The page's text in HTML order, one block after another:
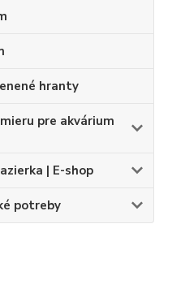
hranty
pre akvárium
| E-shop
potreby